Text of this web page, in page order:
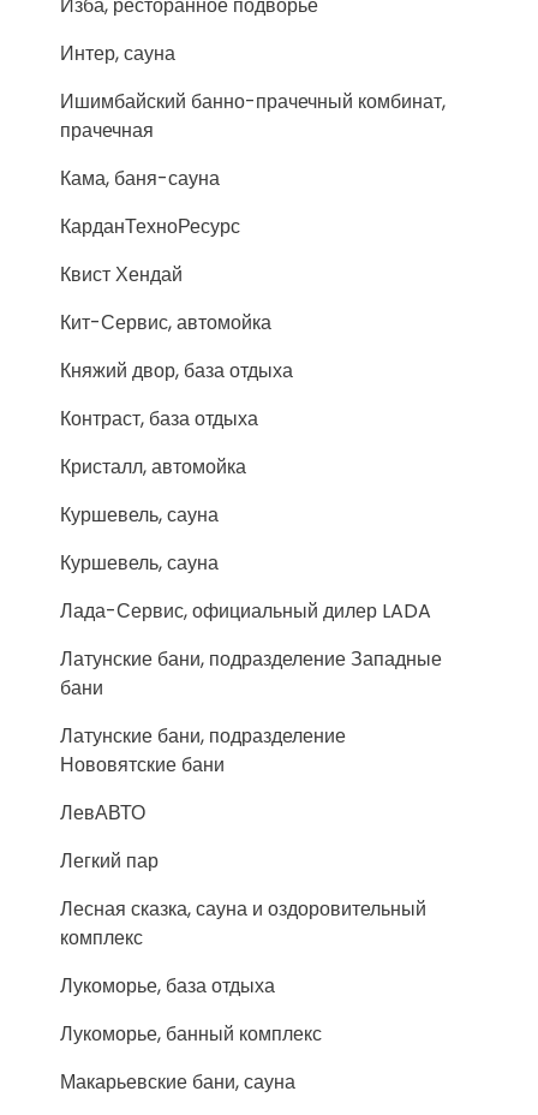
Интер, сауна
Ишимбайский банно-прачечный комбинат,
прачечная
Кама, баня-сауна
КарданТехноРесурс
Квист Хендай
Кит-Сервис, автомойка
Княжий двор, база отдыха
Контраст, база отдыха
Кристалл, автомойка
Куршевель, сауна
Куршевель, сауна
Лада-Сервис, официальный дилер LADA
Латунские бани, подразделение Западные
бани
Латунские бани, подразделение
Нововятские бани
ЛевАВТО
Легкий пар
Лесная сказка, сауна и оздоровительный
комплекс
Лукоморье, база отдыха
Лукоморье, банный комплекс
Макарьевские бани, сауна